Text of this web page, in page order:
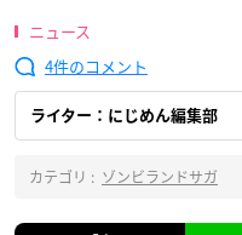
ニュース
4
ライター：にじめん編集部
カテゴリ : ゾンビランドサガ